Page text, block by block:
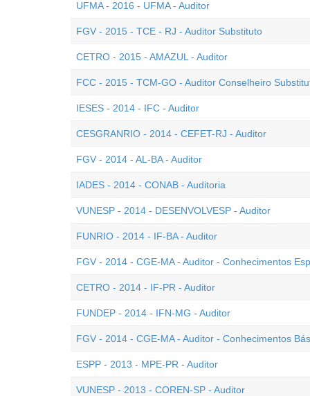
UFMA - 2016 - UFMA - Auditor
FGV - 2015 - TCE - RJ - Auditor Substituto
CETRO - 2015 - AMAZUL - Auditor
FCC - 2015 - TCM-GO - Auditor Conselheiro
IESES - 2014 - IFC - Auditor
CESGRANRIO - 2014 - CEFET-RJ - Auditor
FGV - 2014 - AL-BA - Auditor
IADES - 2014 - CONAB - Auditoria
VUNESP - 2014 - DESENVOLVESP - Auditor
FUNRIO - 2014 - IF-BA - Auditor
FGV - 2014 - CGE-MA - Auditor - Conhecimentos
CETRO - 2014 - IF-PR - Auditor
FUNDEP - 2014 - IFN-MG - Auditor
FGV - 2014 - CGE-MA - Auditor - Conhecimentos
ESPP - 2013 - MPE-PR - Auditor
VUNESP - 2013 - COREN-SP - Auditor